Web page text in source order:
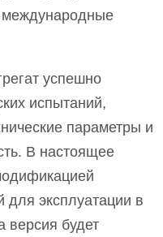
международные
успешно
испытаний,
параметры и
В настоящее
для эксплуатации в
версия будет